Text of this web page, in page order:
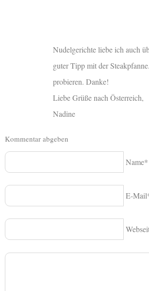
Nudelgerichte liebe ich auch
guter Tipp mit der
probieren. Danke!
Liebe Grüße nach Österreich,
Nadine
Kommentar abgeben
Name*
E-